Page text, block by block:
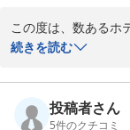
この度は、数あるホ
お選びいただき、誠
す。
栄の街について、
続きを読む
投稿者さん
5件のクチコミ